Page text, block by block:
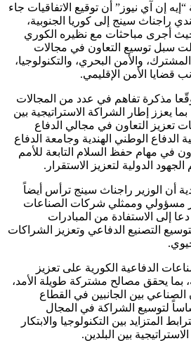
“إيه إن آي نيوز” أن توقيع الاتفاقيات جاء
راجناث سينج إلى كوريا الجنوبية،
حيث أجرى مباحثات مع نظيره الكوري
سبل توسيع التعاون في مجالات
المشترك، والأمن البحري، والتكنولوجيا،
قضايا الأمن الإقليمي.
مذكرة تفاهم في عدد من المجالات
يعزز إطار الشراكة الاستراتيجية بين
تعزيز التعاون في مجالي الدفاع
الدفاع الوطني الهندية وجامعة الدفاع
في مهام حفظ السلام التابعة للأمم
الدولية لتعزيز الاستقرار.
أن الوزير راجناث سينج ترأس أيضاً
مسؤولي وممثلي شركات الصناعات
إلى الاستفادة من المبادرات
التصنيع الدفاعي وتعزيز الشراكات
الدفاعية الكورية على تعزيز
بما يحقق مصالح مشتركة طويلة الأمد،
الصناعي بين الجانبين في القطاع
لتوسيع الشراكة في المجال
المتزايد بين التكنولوجيا والابتكار
بين البلدين.